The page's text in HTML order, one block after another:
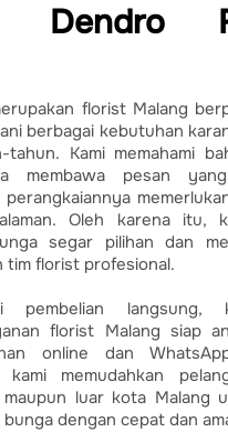
Dendro
florist Malang
berbagai kebutuhan
tahun. Kami memahami
membawa pesan
Oleh karena itu,
segar pilihan dan
tim florist profesional.
pembelian langsung,
florist Malang siap
online dan
memudahkan
maupun luar kota Malang
dengan cepat dan